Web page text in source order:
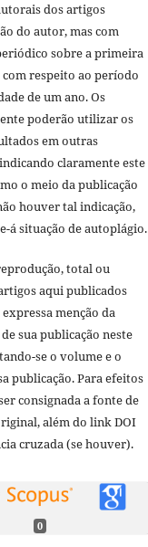
dos artigos
do autor, mas com
sobre a primeira
com respeito ao período
de um ano. Os
poderão utilizar os
em outras
claramente este
o meio da publicação
houver tal indicação,
á situação de autoplágio.
total ou
aqui publicados
menção da
sua publicação neste
se o volume e o
publicação. Para efeitos
consignada a fonte de
além do link DOI
cruzada (se houver).
0